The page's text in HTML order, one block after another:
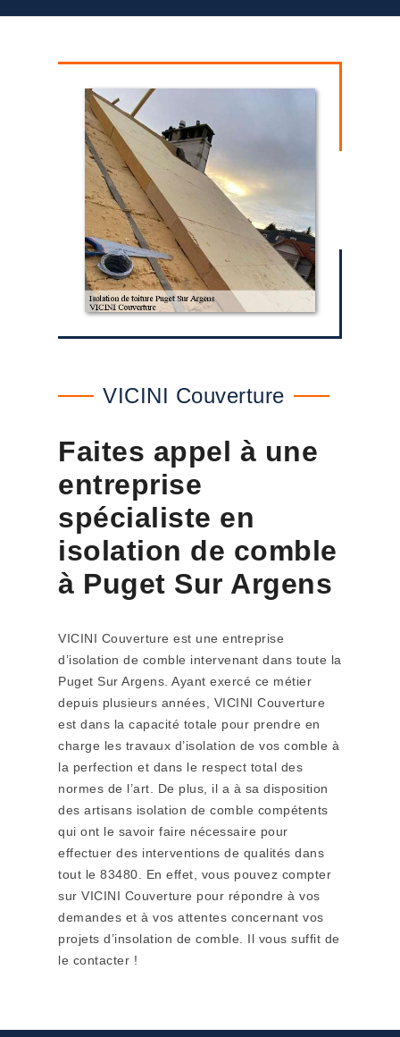
VICINI Couverture
Faites appel à une
entreprise
spécialiste en
isolation de comble
à Puget Sur Argens
VICINI Couverture est une entreprise
d’isolation de comble intervenant dans toute la
Puget Sur Argens. Ayant exercé ce métier
depuis plusieurs années, VICINI Couverture
est dans la capacité totale pour prendre en
charge les travaux d’isolation de vos comble à
la perfection et dans le respect total des
normes de l’art. De plus, il a à sa disposition
des artisans isolation de comble compétents
qui ont le savoir faire nécessaire pour
effectuer des interventions de qualités dans
tout le 83480. En effet, vous pouvez compter
sur VICINI Couverture pour répondre à vos
demandes et à vos attentes concernant vos
projets d’insolation de comble. Il vous suffit de
le contacter !